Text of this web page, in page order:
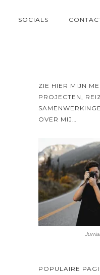
SOCIALS
ZIE HIER MIJN
PROJECTEN,
OVER MIJ…
POPULAIRE